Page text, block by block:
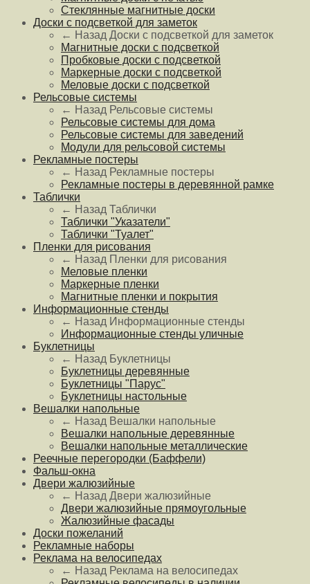
Стеклянные магнитные доски
Доски с подсветкой для заметок
← Назад Доски с подсветкой для заметок
Магнитные доски с подсветкой
Пробковые доски с подсветкой
Маркерные доски с подсветкой
Меловые доски с подсветкой
Рельсовые системы
← Назад Рельсовые системы
Рельсовые системы для дома
Рельсовые системы для заведений
Модули для рельсовой системы
Рекламные постеры
← Назад Рекламные постеры
Рекламные постеры в деревянной рамке
Таблички
← Назад Таблички
Таблички "Указатели"
Таблички "Туалет"
Пленки для рисования
← Назад Пленки для рисования
Меловые пленки
Маркерные пленки
Магнитные пленки и покрытия
Информационные стенды
← Назад Информационные стенды
Информационные стенды уличные
Буклетницы
← Назад Буклетницы
Буклетницы деревянные
Буклетницы "Парус"
Буклетницы настольные
Вешалки напольные
← Назад Вешалки напольные
Вешалки напольные деревянные
Вешалки напольные металлические
Реечные перегородки (Баффели)
Фальш-окна
Двери жалюзийные
← Назад Двери жалюзийные
Двери жалюзийные прямоугольные
Жалюзийные фасады
Доски пожеланий
Рекламные наборы
Реклама на велосипедах
← Назад Реклама на велосипедах